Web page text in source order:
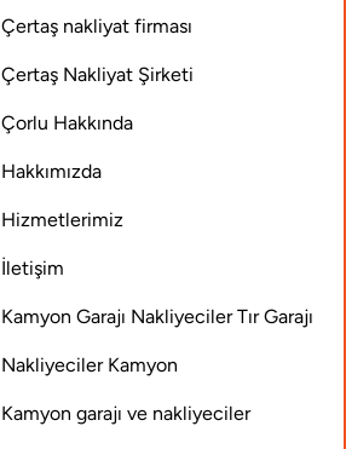
Çertaş nakliyat firması
Çertaş Nakliyat Şirketi
Çorlu Hakkında
Hakkımızda
Hizmetlerimiz
İletişim
Kamyon Garajı Nakliyeciler Tır Garajı
Nakliyeciler Kamyon
Kamyon garajı ve nakliyeciler